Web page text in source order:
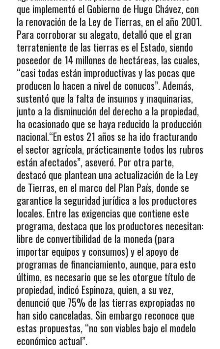
que implementó el Gobierno de Hugo Chávez, con
la renovación de la Ley de Tierras, en el año 2001.
Para corroborar su alegato, detalló que el gran
terrateniente de las tierras es el Estado, siendo
poseedor de 14 millones de hectáreas, las cuales,
“casi todas están improductivas y las pocas que
producen lo hacen a nivel de conucos”. Además,
sustentó que la falta de insumos y maquinarias,
junto a la disminución del derecho a la propiedad,
ha ocasionado que se haya reducido la producción
nacional.“En estos 21 años se ha ido fracturando
el sector agrícola, prácticamente todos los rubros
están afectados”, aseveró. Por otra parte,
destacó que plantean una actualización de la Ley
de Tierras, en el marco del Plan País, donde se
garantice la seguridad jurídica a los productores
locales. Entre las exigencias que contiene este
programa, destaca que los productores necesitan:
libre de convertibilidad de la moneda (para
importar equipos y consumos) y el apoyo de
programas de financiamiento, aunque, para esto
último, es necesario que se les otorgue título de
propiedad, indicó Espinoza, quien, a su vez,
denunció que 75% de las tierras expropiadas no
han sido canceladas. Sin embargo reconoce que
estas propuestas, “no son viables bajo el modelo
económico actual”.